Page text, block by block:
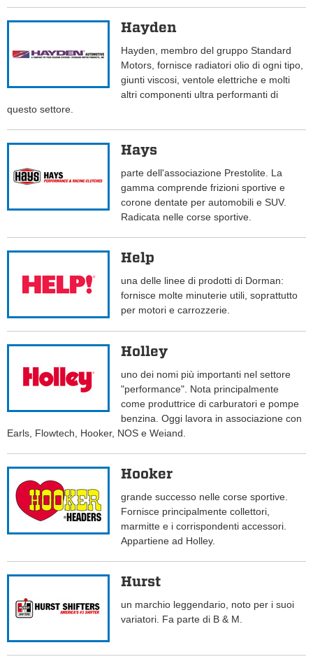
Hayden
Hayden, membro del gruppo Standard
Motors, fornisce radiatori olio di ogni tipo,
giunti viscosi, ventole elettriche e molti
altri componenti ultra performanti di
questo settore.
Hays
parte dell'associazione Prestolite. La
gamma comprende frizioni sportive e
corone dentate per automobili e SUV.
Radicata nelle corse sportive.
Help
una delle linee di prodotti di Dorman:
fornisce molte minuterie utili, soprattutto
per motori e carrozzerie.
Holley
uno dei nomi più importanti nel settore
"performance". Nota principalmente
come produttrice di carburatori e pompe
benzina. Oggi lavora in associazione con
Earls, Flowtech, Hooker, NOS e Weiand.
Hooker
grande successo nelle corse sportive.
Fornisce principalmente collettori,
marmitte e i corrispondenti accessori.
Appartiene ad Holley.
Hurst
un marchio leggendario, noto per i suoi
variatori. Fa parte di B & M.